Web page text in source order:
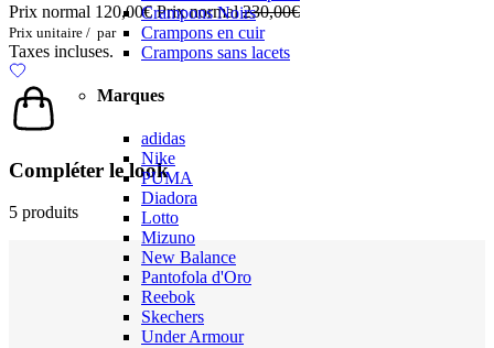
Crampons Noirs
Crampons en cuir
Crampons sans lacets
Marques
adidas
Nike
PUMA
Diadora
Lotto
Mizuno
New Balance
Pantofola d'Oro
Reebok
Skechers
Under Armour
Prix normal 120,00€Prix normal 230,00€
Prix unitaire / par
Taxes incluses.
Compléter le look
5 produits